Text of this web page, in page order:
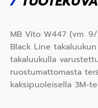
MB Vito W447 (vm.
Black Line
takaluukulla
ruostumattomasta
kaksipuoleisella 3M-